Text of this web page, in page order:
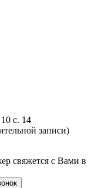
с. 14
записи)
свяжется с Вами в